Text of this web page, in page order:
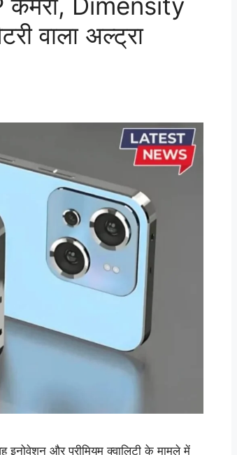
वाला अल्ट्रा
और प्रीमियम क्वालिटी के मामले में